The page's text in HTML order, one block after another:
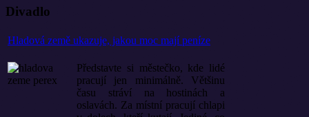
Divadlo
Hladová země ukazuje, jakou moc mají peníze
Představte si městečko, kde lidé
pracují jen minimálně. Většinu
času stráví na hostinách a
oslavách. Za místní pracují chlapi